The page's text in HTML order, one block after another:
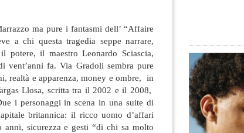
ma pure i fantasmi dell’ “Affaire
a chi questa tragedia seppe narrare,
potere, il maestro Leonardo Sciascia,
vent’anni fa. Via Gradoli sembra pure
realtà e apparenza, money e ombre, in
Llosa, scritta tra il 2002 e il 2008,
i personaggi in scena in una suite di
britannica: il ricco uomo d’affari
anni, sicurezza e gesti “di chi sa molto